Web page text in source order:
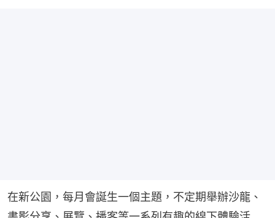
在新公園，每月會誕生一個主題，不定期舉辦沙龍、